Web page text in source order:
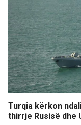
Turqia kërkon
thirrje Rusisë dhe